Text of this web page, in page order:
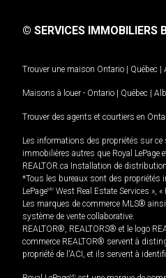
© SERVICES IMMOBILIERS
Trouver une maison Ontario Québec
Maisons à louer - Ontario Québec
Trouver des agents et courtiers en
Les informations des propriétés sur
immobilières autres que Royal
REALTOR.ca Installation de
*Tous les bureaux sont des propriétés
LePageMD West Real Estate Services », «
Les marques de commerce MLS®
système de vente collaborative.
REALTOR®, REALTORS® et le logo
commerce REALTOR® servent à
propriété de l'ACI, et ils servent à
MD